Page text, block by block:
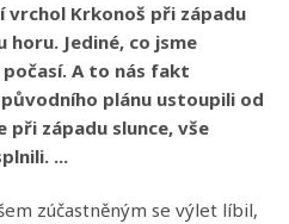
vrchol Krkonoš při západu
horu. Jediné, co jsme
A to nás fakt
plánu ustoupili od
při západu slunce, vše
...
zúčastněným se výlet líbil,